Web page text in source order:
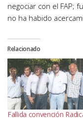
negociar con el FAP;
no ha habido
Relacionado
Fallida convención